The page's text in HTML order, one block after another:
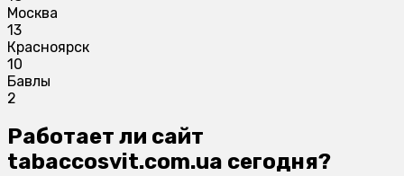
Москва
13
Красноярск
10
Бавлы
2
Работает ли сайт
tabaccosvit.com.ua сегодня?